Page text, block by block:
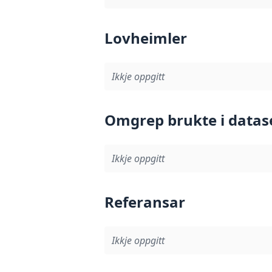
Lovheimler
Ikkje oppgitt
Omgrep brukte i
Ikkje oppgitt
Referansar
Ikkje oppgitt